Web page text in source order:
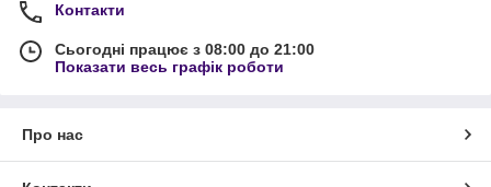
Контакти
Сьогодні працює з 08:00 до 21:00
Показати весь графік роботи
Про нас